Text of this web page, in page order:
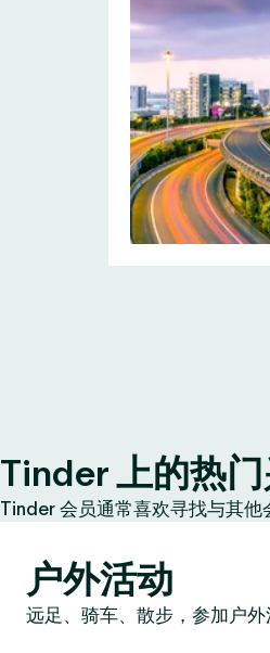
Tinder 上的热
Tinder 会员通常喜欢寻找与其他
户外活动
远足、骑车、散步，参加户外